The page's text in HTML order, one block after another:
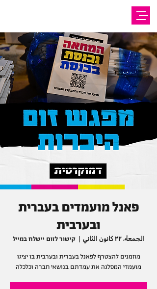
פאנל מועמדים בעברית
ובערבית
الجمعة، ٢٢ كانون الثاني
  |
קישור לזום יישלח במייל
מוזמנים להצטרף לפאנל בעברית ובערבית בו יציגו
מועמדי המפלגה את עמדתם בנושאי חברה וכלכלה